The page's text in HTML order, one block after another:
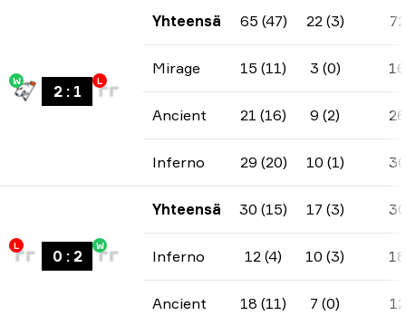
W
2: 1
L
Yhteensä 65 (47) 22 (3) 72
Mirage 15 (11) 3 (0) 16
Ancient 21 (16) 9 (2) 26
Inferno 29 (20) 10 (1) 30
L
0 : 2
W
Yhteensä 30 (15) 17 (3) 30
Inferno 12 (4) 10 (3) 18
Ancient 18 (11) 7 (0) 12